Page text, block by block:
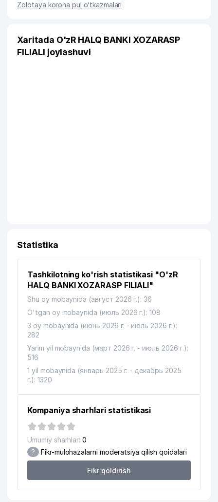
Zolotaya korona pul o‘tkazmalari
Xaritada O'zR HALQ BANKI XOZARASP
FILIALI joylashuvi
Statistika
Tashkilotning ko'rish statistikasi "O'zR
HALQ BANKI XOZARASP FILIALI"
Shu oy mobaynida (август 2026 г.): 36
O'tgan oy mobaynida (июль 2026 г.): 108
3 oy mobaynida (июнь 2026 г. - июль 2026 г.):
282
Yarim yil mobaynida (март 2026 г. - июль 2026 г.):
516
1 yil mobaynida (январь 2025 г. - декабрь 2025
г.): 1320
Kompaniya sharhlari statistikasi
Umumiy sharhlar: 0
? Fikr-mulohazalarni moderatsiya qilish qoidalari
Fikr qoldirish